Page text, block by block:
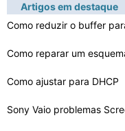
Google Chrome &
Restrições com
Como reparar os danos
Artigos em destaque
Como reparar um
Como ajustar para DHCP
Sony Vaio problemas